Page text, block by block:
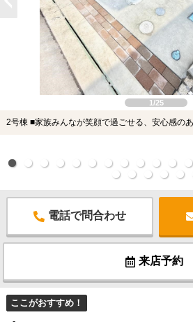
1/25
2号棟 ■家族みんなが笑顔で過ごせる、安心感の
電話で問合わせ
来店予約
ここがおすすめ！
-